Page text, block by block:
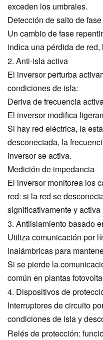
exceden los umbrales.
Detección de salto de fase
Un cambio de fase
indica una pérdida de
2. Anti-isla activa
El inversor perturba
condiciones de isla:
Deriva de frecuencia
El inversor modifica
Si hay red eléctrica, la
desconectada, la
inversor se activa.
Medición de impedancia
El inversor monitorea los
red: si la red se
significativamente y activa
3. Antiislamiento basado
Utiliza comunicación por
inalámbricas para
Si se pierde la
común en plantas
4. Dispositivos de
Interruptores de circuito
condiciones de isla y
Relés de protección: